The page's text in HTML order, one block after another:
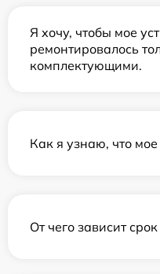
Я хочу, чтобы мое
ремонтировалось
комплектующими.
Как я узнаю, что мое
От чего зависит